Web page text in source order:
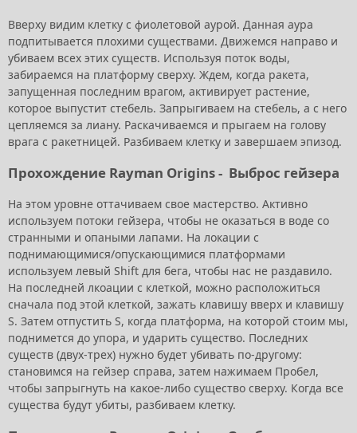
Вверху видим клетку с фиолетовой аурой. Данная аура
подпитывается плохими существами. Движемся направо и
убиваем всех этих существ. Используя поток воды,
забираемся на платформу сверху. Ждем, когда ракета,
запущенная последним врагом, активирует растение,
которое выпустит стебель. Запрыгиваем на стебель, а с него
цепляемся за лиану. Раскачиваемся и прыгаем на голову
врага с ракетницей. Разбиваем клетку и завершаем эпизод.
Прохождение Rayman Origins - Выброс гейзера
На этом уровне оттачиваем свое мастерство. Активно
используем потоки гейзера, чтобы не оказаться в воде со
странными и опаными лапами. На локации с
поднимающимися/опускающимися платформами
используем левый Shift для бега, чтобы нас не раздавило.
На последней лкоации с клеткой, можно расположиться
сначала под этой клеткой, зажать клавишу вверх и клавишу
S. Затем отпустить S, когда платформа, на которой стоим мы,
поднимется до упора, и ударить существо. Последних
существ (двух-трех) нужно будет убивать по-другому:
становимся на гейзер справа, затем нажимаем Пробел,
чтобы запрыгнуть на какое-либо существо сверху. Когда все
существа будут убиты, разбиваем клетку.